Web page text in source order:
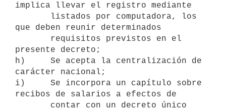
implica llevar el registro mediante
que deben reunir determinados
presente decreto;
h)     Se acepta la centralización de
carácter nacional;
i)     Se incorpora un capítulo sobre
recibos de salarios a efectos de